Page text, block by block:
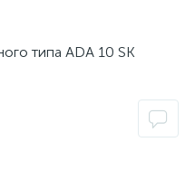
типа ADA 10 SK